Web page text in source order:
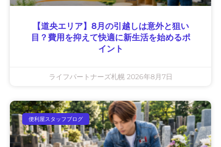
【道央エリア】8月の引越しは意外と狙い
目？費用を抑えて快適に新生活を始めるポ
イント
ライフパートナーズ札幌 2026年8月7日
便利屋スタッフブログ